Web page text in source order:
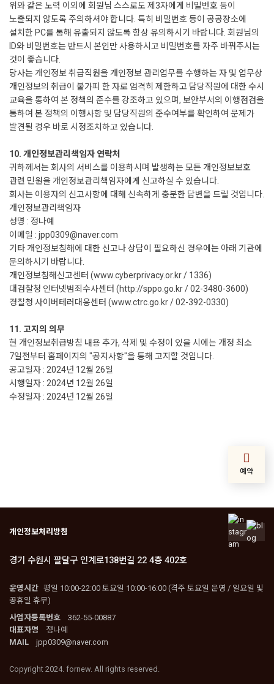
위와 같은 노력 이외에 회원님 스스로도 제3자에게 비밀번호 등이
노출되지 않도록 주의하셔야 합니다. 특히 비밀번호 등이 공공장소에
설치한 PC를 통해 유출되지 않도록 항상 유의하시기 바랍니다. 회원님의
ID와 비밀번호는 반드시 본인만 사용하시고 비밀번호를 자주 바꿔주시는
것이 좋습니다.
당사는 개인정보 취급직원을 개인정보 관리업무를 수행하는 자 및 업무상
개인정보의 취급이 불가피 한 자로 엄격히 제한하고 담당직원에 대한 수시
교육을 통하여 본 정책의 준수를 강조하고 있으며, 보안부서의 이행점검을
통하여 본 정책의 이행사항 및 담당직원의 준수여부를 확인하여 문제가
발견될 경우 바로 시정조치하고 있습니다.
10. 개인정보관리책임자 연락처
귀하께서는 회사의 서비스를 이용하시며 발생하는 모든 개인정보보호
관련 민원을 개인정보관리책임자에게 신고하실 수 있습니다.
회사는 이용자의 신고사항에 대해 신속하게 충분한 답변을 드릴 것입니다.
개인정보관리책임자
성명 : 정나예
이메일 : jpp0309@naver.com
기타 개인정보침해에 대한 신고나 상담이 필요하신 경우에는 아래 기관에
문의하시기 바랍니다.
개인정보침해신고센터 (www.cyberprivacy.or.kr / 1336)
대검찰청 인터넷범죄수사센터 (http://sppo.go.kr/ 02-3480-3600)
경찰청 사이버테러대응센터 (www.ctrc.go.kr / 02-392-0330)
11. 고지의 의무
현 개인정보취급방침 내용 추가, 삭제 및 수정이 있을 시에는 개정 최소
7일전부터 홈페이지의 "공지사항"을 통해 고지할 것입니다.
공고일자 : 2024년 12월 26일
시행일자 : 2024년 12월 26일
수정일자 : 2024년 12월 26일
예약
개인정보처리방침
경기 수원시 팔달구 인계로138번길 22 4층 402호
운영시간 평일 10:00-22:00 토요일 10:00-16:00 (격주 토요일 운영 / 일요일 및
공휴일 휴무)
사업자등록번호
362-55-00887
대표자명
정나예
MAIL
jpp0309@naver.com
Copyright 2024. fornew. All rights reserved.